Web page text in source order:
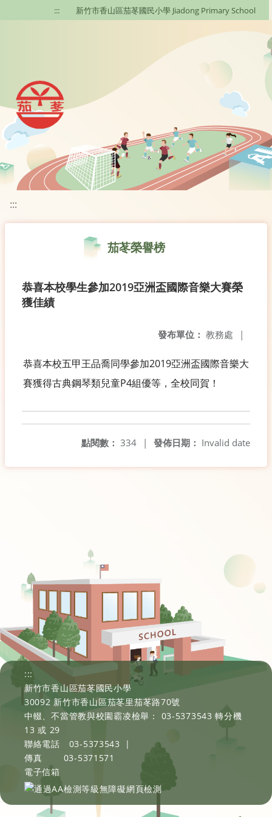
移至網頁之主要內容區位置
::: 新竹市香山區茄苳國民小學 Jiadong Primary School
:::
茄苳榮譽榜
恭喜本校學生參加2019亞洲盃國際音樂大賽榮
獲佳績
發布單位： 教務處 |
恭喜本校五甲王品喬同學參加2019亞洲盃國際音樂大
賽獲得古典鋼琴類兒童P4組優等，全校同賀！
發佈日期： Invalid date
點閱數： 334 |
:::
新竹市香山區茄苳國民小學
30092 新竹市香山區茄苳里茄苳路70號
中輟、不當管教與校園霸凌檢舉： 03-5373543 轉分機
13 或 29
聯絡電話
03-5373543
|
傳真
03-5371571
電子信箱